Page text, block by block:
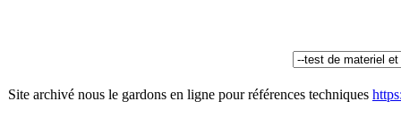
Site archivé nous le gardons en ligne pour références techniques